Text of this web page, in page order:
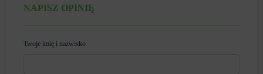
NAPISZ OPINIĘ
Twoje imię i nazwisko